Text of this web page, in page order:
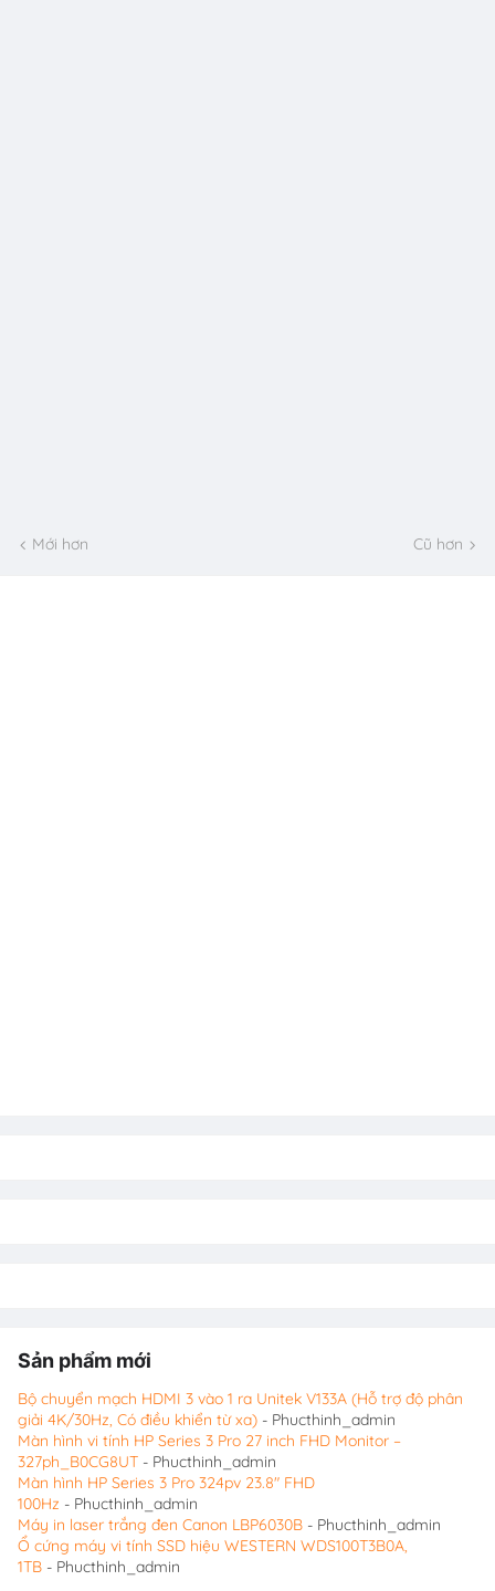
Mới hơn Cũ hơn
Sản phẩm mới
Bộ chuyển mạch HDMI 3 vào 1 ra Unitek V133A (Hỗ trợ độ phân
giải 4K/30Hz, Có điều khiển từ xa) - Phucthinh_admin
Màn hình vi tính HP Series 3 Pro 27 inch FHD Monitor –
327ph_B0CG8UT - Phucthinh_admin
Màn hình HP Series 3 Pro 324pv 23.8″ FHD
100Hz - Phucthinh_admin
Máy in laser trắng đen Canon LBP6030B - Phucthinh_admin
Ổ cứng máy vi tính SSD hiệu WESTERN WDS100T3B0A,
1TB - Phucthinh_admin